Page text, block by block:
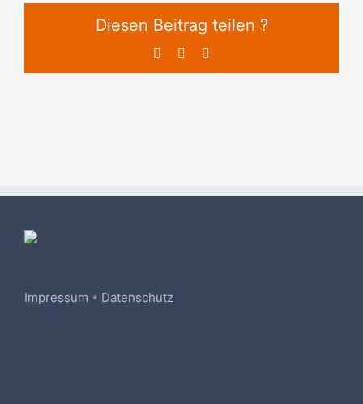
Diesen Beitrag teilen ?
Facebook
Impressum • Datenschutz